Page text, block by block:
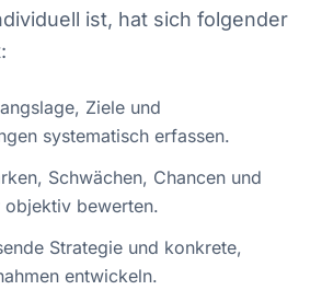
ist, hat sich folgender
Ziele und
systematisch erfassen.
Schwächen, Chancen und
bewerten.
Strategie und konkrete,
entwickeln.